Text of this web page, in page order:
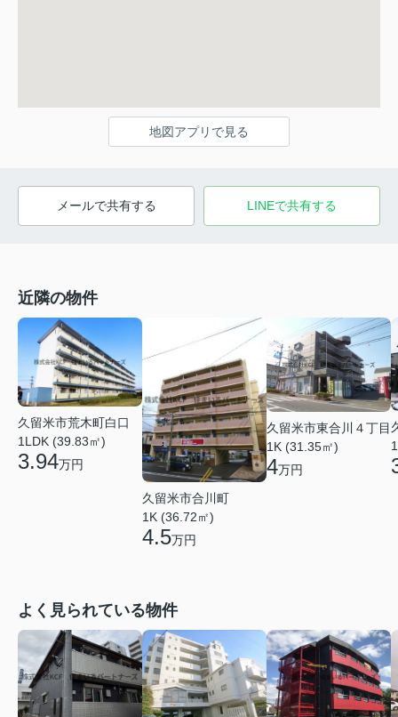
地図アプリで見る
メールで共有する LINEで共有する
近隣の物件
久留米市荒木町白口
1LDK (39.83㎡)
3.94万円
久留米市合川町
1K (36.72㎡)
4.5万円
久留米市東合川４丁目
1K (31.35㎡)
4万円
よく見られている物件